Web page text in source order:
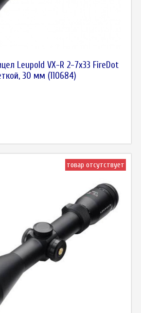
Leupold VX-R 2-7x33 FireDot
30 мм (110684)
товар отсутствует